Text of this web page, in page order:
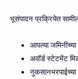
भूसंपादन प्रक्रियेत सामील
आपल्या
अवॉर्ड स्टेटमेंट